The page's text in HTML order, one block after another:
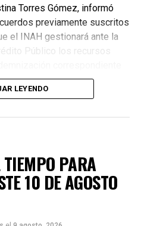
Torres Gómez, informó
previamente suscritos
el INAH gestionará ante la
Público los recursos
Explicó que el Ejido
para formalizar la
LEYENDO
TIEMPO PARA
10 DE AGOSTO